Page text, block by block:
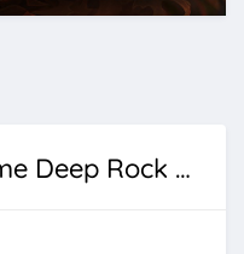
Cấu hình để chơi game Deep Rock Galactic: Rogue Core